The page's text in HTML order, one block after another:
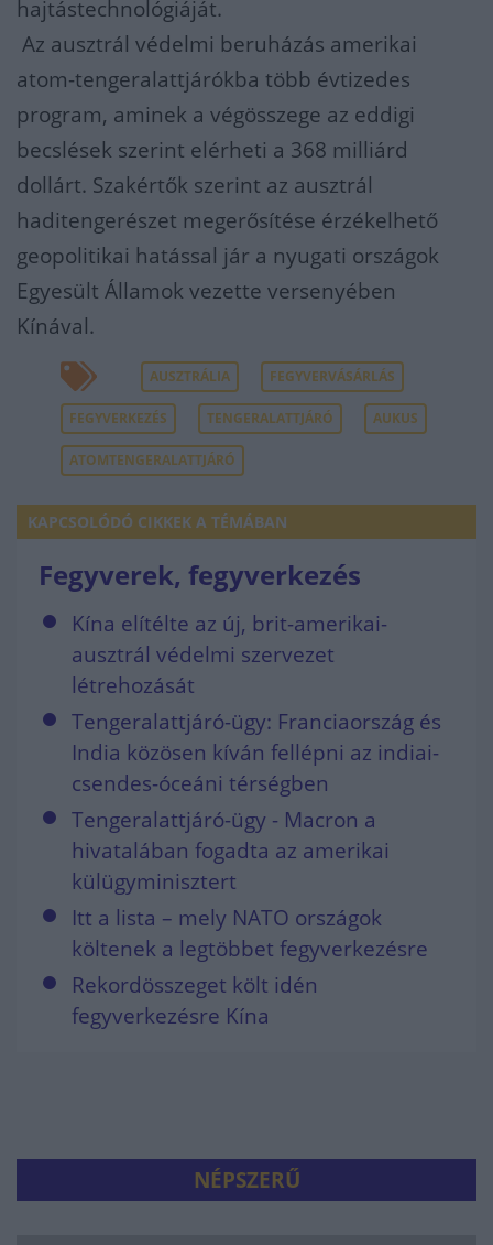
hajtástechnológiáját.
Az ausztrál védelmi beruházás amerikai
atom-tengeralattjárókba több évtizedes
program, aminek a végösszege az eddigi
becslések szerint elérheti a 368 milliárd
dollárt. Szakértők szerint az ausztrál
haditengerészet megerősítése érzékelhető
geopolitikai hatással jár a nyugati országok
Egyesült Államok vezette versenyében
Kínával.
AUSZTRÁLIA FEGYVERVÁSÁRLÁS
FEGYVERKEZÉS TENGERALATTJÁRÓ AUKUS
ATOMTENGERALATTJÁRÓ
KAPCSOLÓDÓ CIKKEK A TÉMÁBAN
Fegyverek, fegyverkezés
Kína elítélte az új, brit-amerikai-
ausztrál védelmi szervezet
létrehozását
Tengeralattjáró-ügy: Franciaország és
India közösen kíván fellépni az indiai-
csendes-óceáni térségben
Tengeralattjáró-ügy - Macron a
hivatalában fogadta az amerikai
külügyminisztert
Itt a lista – mely NATO országok
költenek a legtöbbet fegyverkezésre
Rekordösszeget költ idén
fegyverkezésre Kína
NÉPSZERŰ